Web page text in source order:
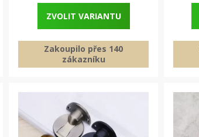
ZVOLIT VARIANTU
Zakoupilo přes 140
zákazníku